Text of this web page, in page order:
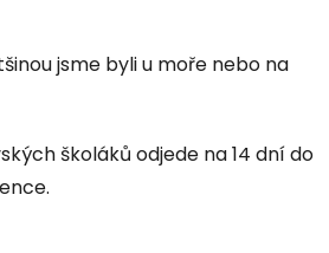
jsme byli u moře nebo na
školáků odjede na 14 dní do